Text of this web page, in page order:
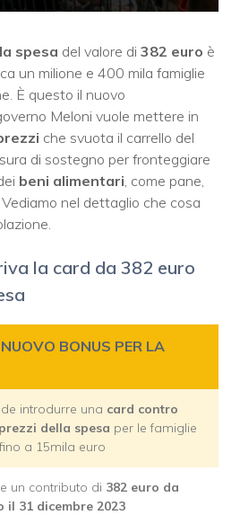
spesa del valore di 382 euro è
un milione e 400 mila famiglie
È questo il nuovo
Meloni vuole mettere in
che svuota il carrello del
di sostegno per fronteggiare
beni alimentari , come pane,
Vediamo nel dettaglio che cosa
la card da 382 euro
NUOVO BONUS PER LA
introdurre una card contro
della spesa per le famiglie
a 15mila euro
un contributo di 382 euro da
il 31 dicembre 2023